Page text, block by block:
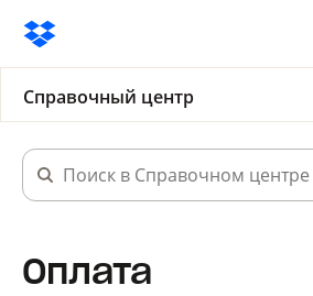
Справочный центр
Оплата